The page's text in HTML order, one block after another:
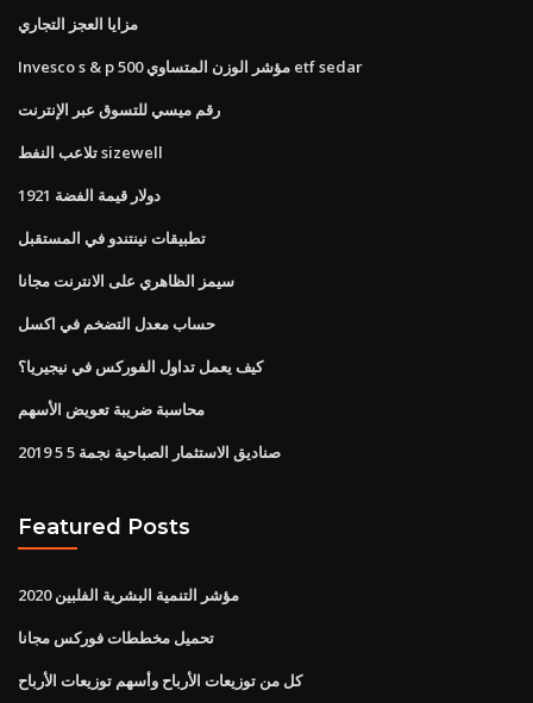
مزايا العجز التجاري
Invesco s & p 500 مؤشر الوزن المتساوي etf sedar
رقم ميسي للتسوق عبر الإنترنت
تلاعب النفط sizewell
1921 دولار قيمة الفضة
تطبيقات نينتندو في المستقبل
سيمز الظاهري على الانترنت مجانا
حساب معدل التضخم في اكسل
كيف يعمل تداول الفوركس في نيجيريا؟
محاسبة ضريبة تعويض الأسهم
صناديق الاستثمار الصباحية نجمة 5 5 2019
Featured Posts
مؤشر التنمية البشرية الفلبين 2020
تحميل مخططات فوركس مجانا
كل من توزيعات الأرباح وأسهم توزيعات الأرباح